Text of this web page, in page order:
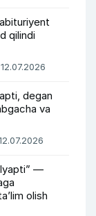
qilindi
degan
va
—
olish